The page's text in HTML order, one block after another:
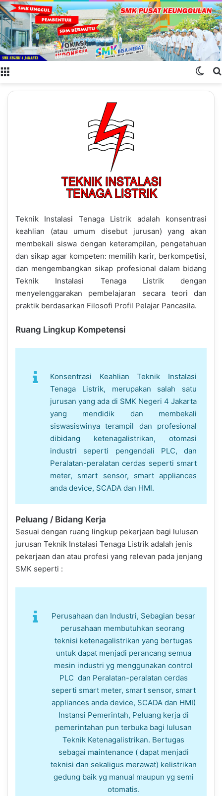
Teknik Instalasi Tenaga Listrik adalah konsentrasi
keahlian (atau umum disebut jurusan) yang akan
membekali siswa dengan keterampilan, pengetahuan
dan sikap agar kompeten: memilih karir, berkompetisi,
dan mengembangkan sikap profesional dalam bidang
Teknik Instalasi Tenaga Listrik dengan
menyelenggarakan pembelajaran secara teori dan
praktik berdasarkan Filosofi Profil Pelajar Pancasila.
Ruang Lingkup Kompetensi
Konsentrasi Keahlian Teknik Instalasi
Tenaga Listrik, merupakan salah satu
jurusan yang ada di SMK Negeri 4 Jakarta
yang mendidik dan membekali
siswasiswinya terampil dan profesional
dibidang ketenagalistrikan, otomasi
industri seperti pengendali PLC, dan
Peralatan-peralatan cerdas seperti smart
meter, smart sensor, smart appliances
anda device, SCADA dan HMI.
Peluang / Bidang Kerja
Sesuai dengan ruang lingkup pekerjaan bagi lulusan
jurusan Teknik Instalasi Tenaga Listrik adalah jenis
pekerjaan dan atau profesi yang relevan pada jenjang
SMK seperti :
Perusahaan dan Industri, Sebagian besar
perusahaan membutuhkan seorang
teknisi ketenagalistrikan yang bertugas
untuk dapat menjadi perancang semua
mesin industri yg menggunakan control
PLC dan Peralatan-peralatan cerdas
seperti smart meter, smart sensor, smart
appliances anda device, SCADA dan HMI)
Instansi Pemerintah, Peluang kerja di
pemerintahan pun terbuka bagi lulusan
Teknik Ketenagalistrikan. Bertugas
sebagai maintenance ( dapat menjadi
teknisi dan sekaligus merawat) kelistrikan
gedung baik yg manual maupun yg semi
otomatis.